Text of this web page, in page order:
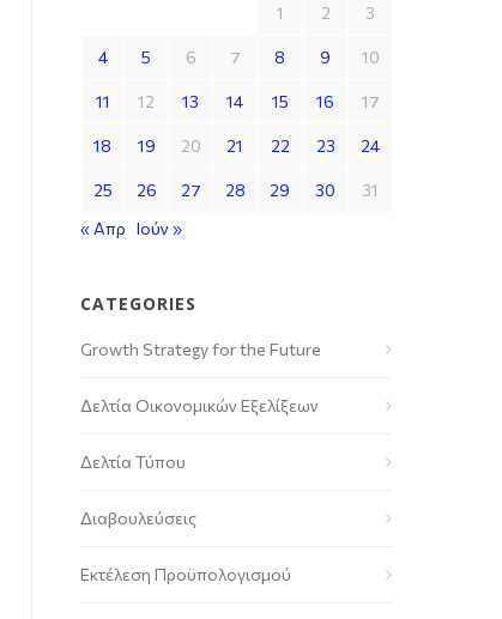
1 2 3
4 5 6 7 8 9 10
11 12 13 14 15 16 17
18 19 20 21 22 23 24
25 26 27 28 29 30
31
« Απρ Ιούν »
CATEGORIES
Growth Strategy for the Future
Δελτία Οικονομικών Εξελίξεων
Δελτία Τύπου
Διαβουλεύσεις
Εκτέλεση Προϋπολογισμού